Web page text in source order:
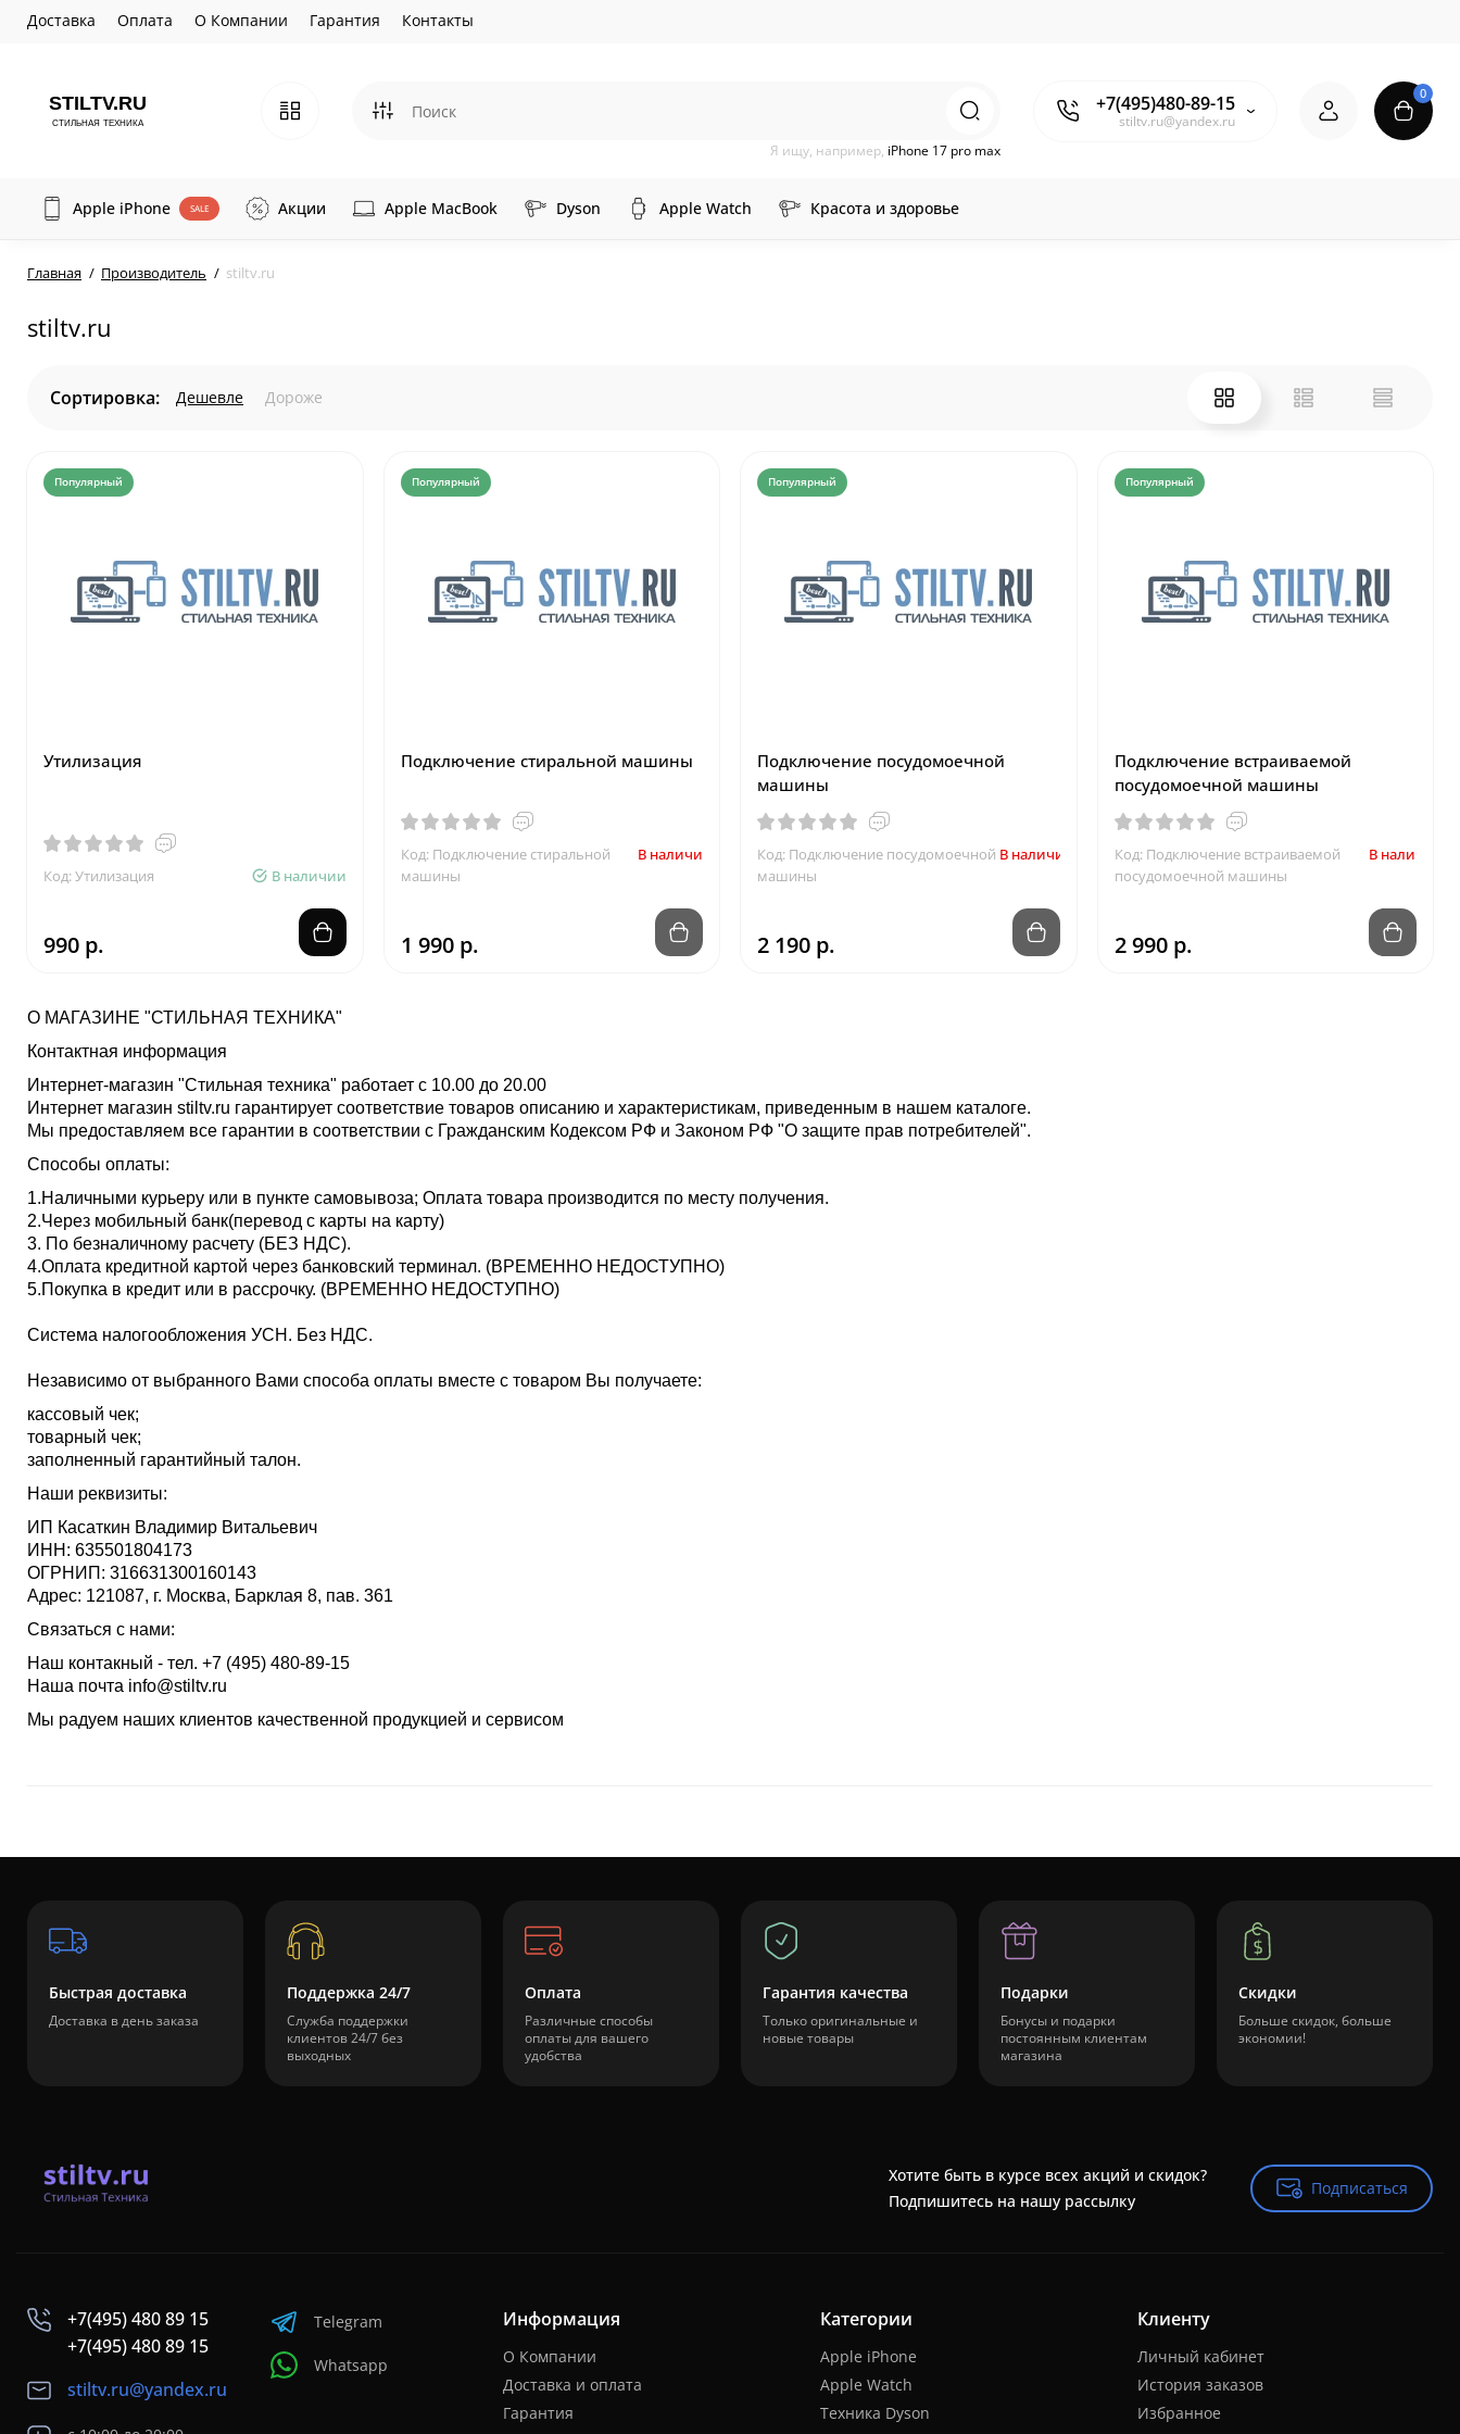
Доставка Оплата О Компании Гарантия Контакты
+7(495)480-89-15
stiltv.ru@yandex.ru
Я ищу, например, iPhone 17 pro max
0
Apple iPhone SALE Акции Apple MacBook Dyson Apple Watch Красота и здоровье
Главная Производитель stiltv.ru
stiltv.ru
Сортировка: Дешевле Дороже
Популярный
Утилизация
Код: Утилизация В наличии
990 р.
Популярный
Подключение стиральной машины
Код: Подключение стиральной
машины
В наличии
1 990 р.
Популярный
Подключение посудомоечной
машины
Код: Подключение посудомоечной
машины
В наличии
2 190 р.
Популярный
Подключение встраиваемой
посудомоечной машины
Код: Подключение встраиваемой
посудомоечной машины
В наличии
2 990 р.
О МАГАЗИНЕ "СТИЛЬНАЯ ТЕХНИКА"
Контактная информация
Интернет-магазин "Стильная техника" работает с 10.00 до 20.00
Интернет магазин stiltv.ru гарантирует соответствие товаров описанию и характеристикам, приведенным в нашем каталоге.
Мы предоставляем все гарантии в соответствии с Гражданским Кодексом РФ и Законом РФ "О защите прав потребителей".
Способы оплаты:
1.Наличными курьеру или в пункте самовывоза; Оплата товара производится по месту получения.
2.Через мобильный банк(перевод с карты на карту)
3. По безналичному расчету (БЕЗ НДС).
4.Оплата кредитной картой через банковский терминал. (ВРЕМЕННО НЕДОСТУПНО)
5.Покупка в кредит или в рассрочку. (ВРЕМЕННО НЕДОСТУПНО)
Система налогообложения УСН. Без НДС.
Независимо от выбранного Вами способа оплаты вместе с товаром Вы получаете:
кассовый чек;
товарный чек;
заполненный гарантийный талон.
Наши реквизиты:
ИП Касаткин Владимир Витальевич
ИНН: 635501804173
ОГРНИП: 316631300160143
Адрес: 121087, г. Москва, Барклая 8, пав. 361
Связаться с нами:
Наш контакный - тел. +7 (495) 480-89-15
Наша почта info@stiltv.ru
Мы радуем наших клиентов качественной продукцией и сервисом
Быстрая доставка
Доставка в день заказа
Поддержка 24/7
Служба поддержки
клиентов 24/7 без
выходных
Оплата
Различные способы
оплаты для вашего
удобства
Гарантия качества
Только оригинальные и
новые товары
Подарки
Бонусы и подарки
постоянным клиентам
магазина
Скидки
Больше скидок, больше
экономии!
Хотите быть в курсе всех акций и скидок?
Подпишитесь на нашу рассылку
Подписаться
Подписаться
+7(495) 480 89 15
+7(495) 480 89 15
stiltv.ru@yandex.ru
Telegram
Whatsapp
Информация
О Компании
Доставка и оплата
Гарантия
Категории
Apple iPhone
Apple Watch
Техника Dyson
Клиенту
Личный кабинет
История заказов
Избранное